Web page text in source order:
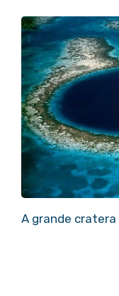
A grande cratera